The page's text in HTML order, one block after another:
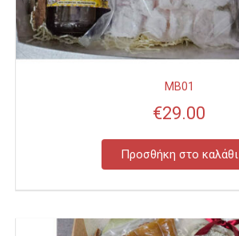
MB01
€29.00
Προσθήκη στο καλάθι